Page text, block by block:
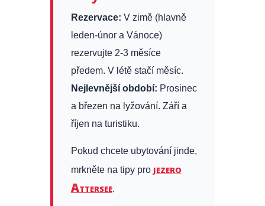
Rezervace: V zimě (hlavně
leden-únor a Vánoce)
rezervujte 2-3 měsíce
předem. V létě stačí měsíc.
Nejlevnější období: Prosinec
a březen na lyžování. Září a
říjen na turistiku.
Pokud chcete ubytování jinde,
mrkněte na tipy pro jezero
Attersee.